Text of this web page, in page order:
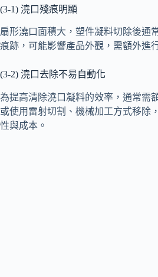
(3-1) 澆口殘痕明顯
扇形澆口面積大，塑件凝料切除後通
痕跡，可能影響產品外觀，需額外進
(3-2) 澆口去除不易自動化
為提高清除澆口凝料的效率，通常需
或使用雷射切割、機械加工方式移除
性與成本。